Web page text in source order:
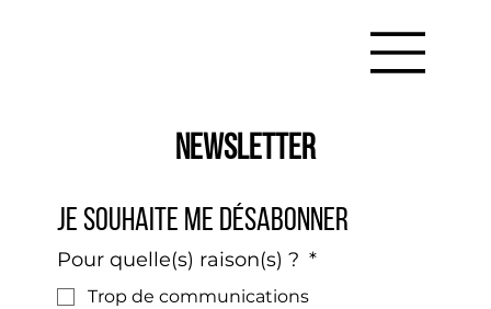
newsletter
Je souhaite me désabonner
Pour quelle(s) raison(s) ? *
Trop de communications